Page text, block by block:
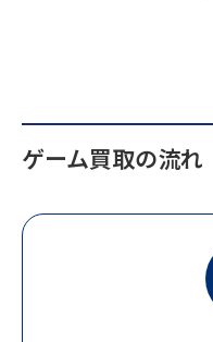
ゲーム買取の流れ